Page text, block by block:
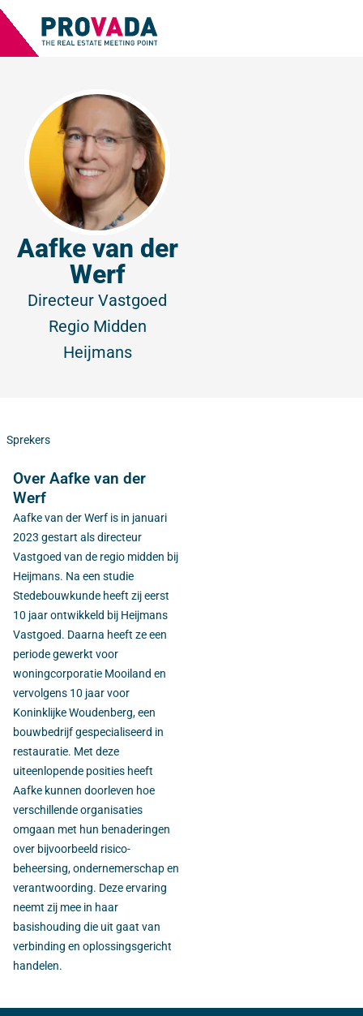
Aafke van der
Werf
Directeur Vastgoed
Regio Midden
Heijmans
Sprekers
Over Aafke van der
Werf
Aafke van der Werf is in januari
2023 gestart als directeur
Vastgoed van de regio midden bij
Heijmans. Na een studie
Stedebouwkunde heeft zij eerst
10 jaar ontwikkeld bij Heijmans
Vastgoed. Daarna heeft ze een
periode gewerkt voor
woningcorporatie Mooiland en
vervolgens 10 jaar voor
Koninklijke Woudenberg, een
bouwbedrijf gespecialiseerd in
restauratie. Met deze
uiteenlopende posities heeft
Aafke kunnen doorleven hoe
verschillende organisaties
omgaan met hun benaderingen
over bijvoorbeeld risico-
beheersing, ondernemerschap en
verantwoording. Deze ervaring
neemt zij mee in haar
basishouding die uit gaat van
verbinding en oplossingsgericht
handelen.